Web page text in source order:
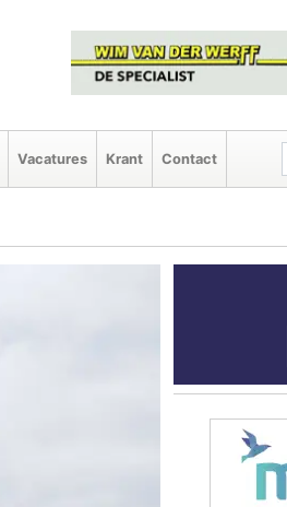
Vacatures Krant Contact